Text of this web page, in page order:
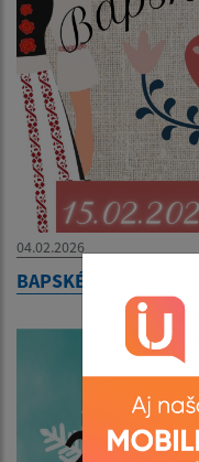
04.02.2026
BAPSKÉ PAŇSTVO